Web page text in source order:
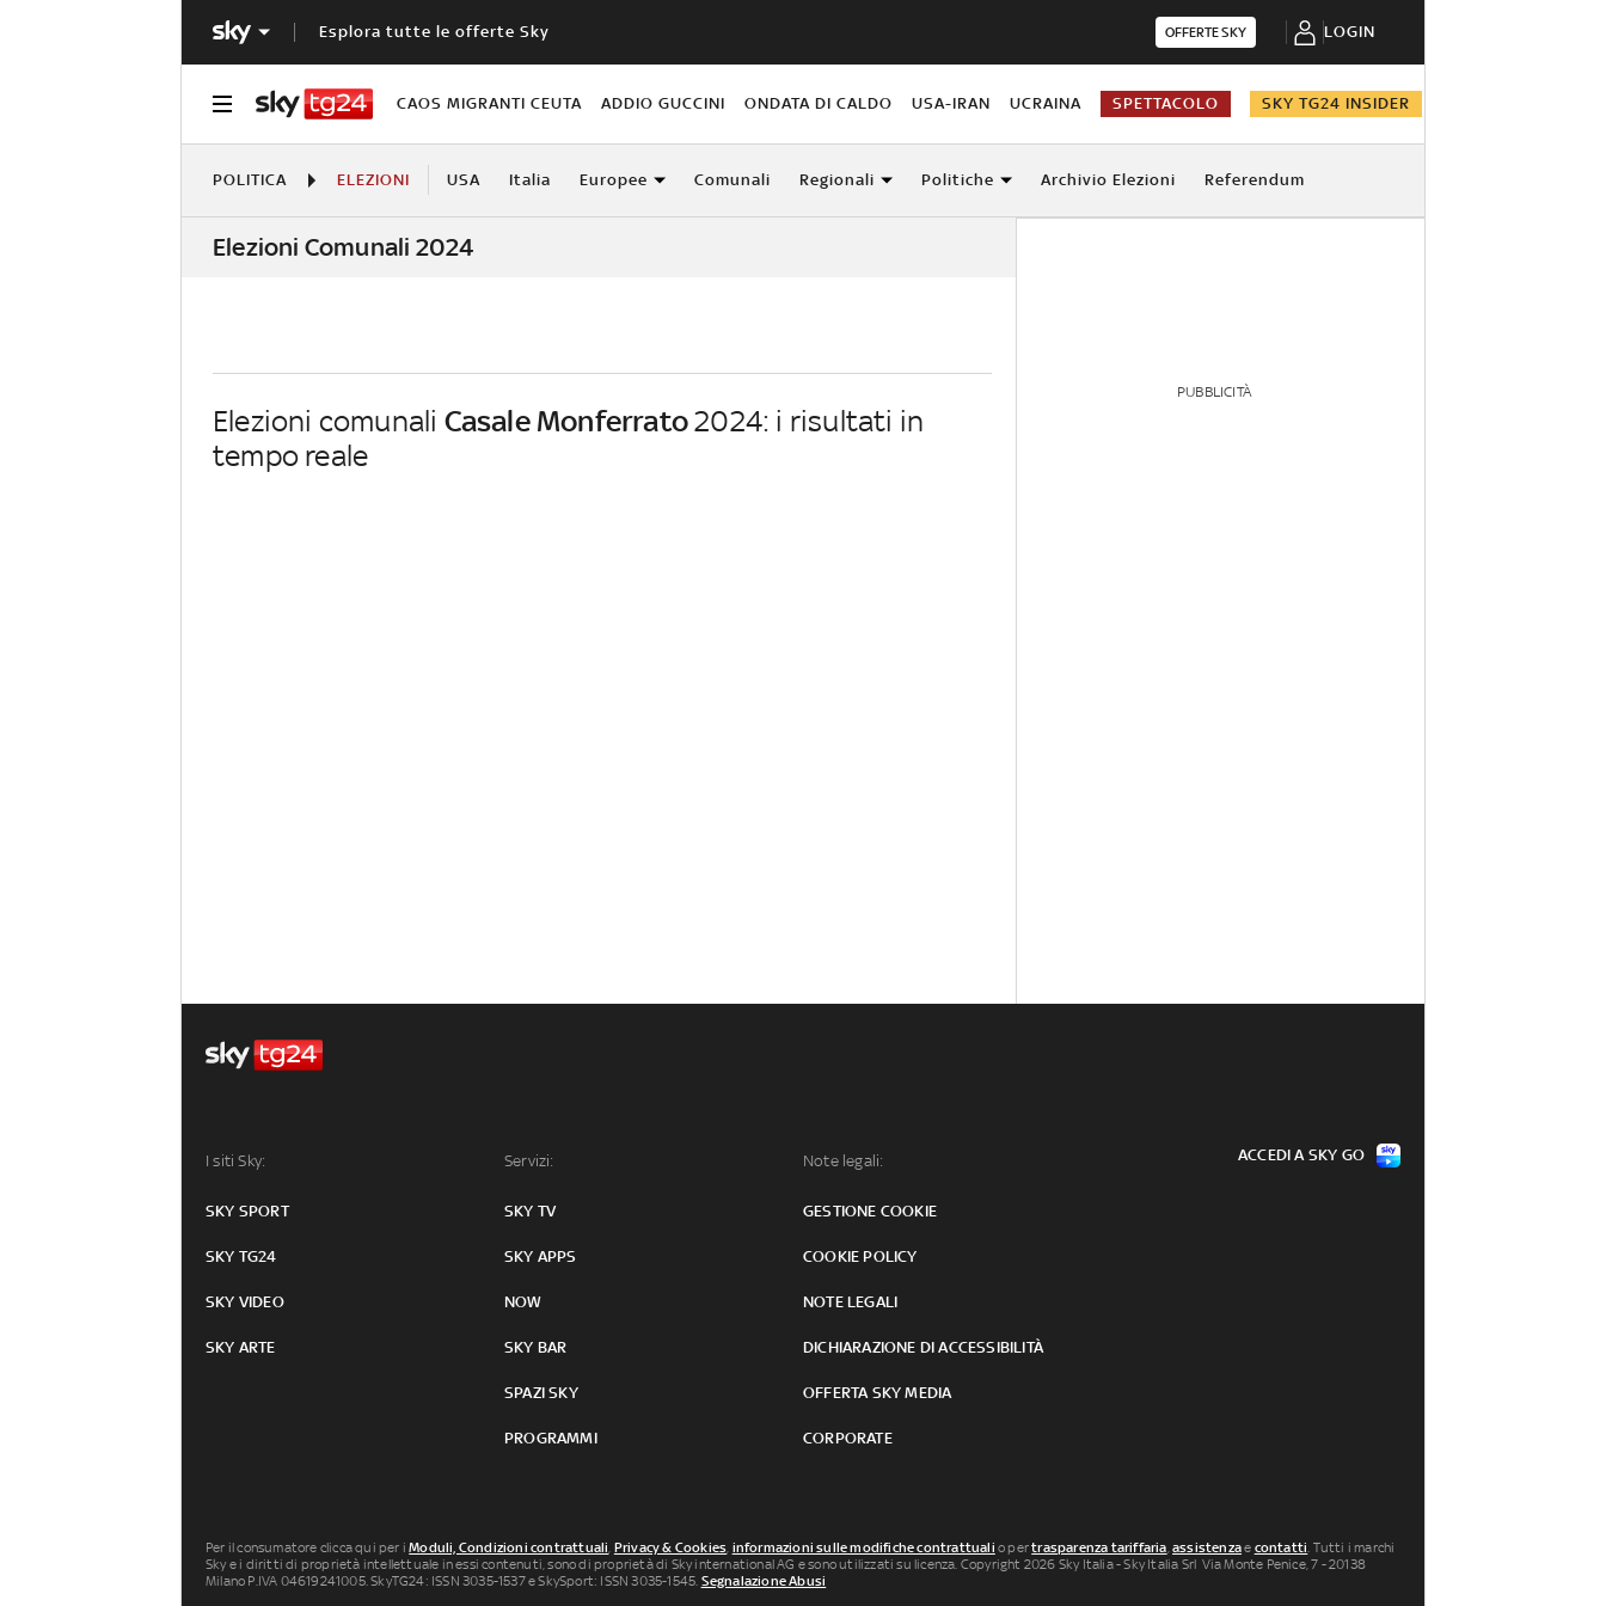
Esplora tutte le offerte Sky OFFERTE SKY LOGIN
CAOS MIGRANTI CEUTA ADDIO GUCCINI ONDATA DI CALDO USA-IRAN UCRAINA SPETTACOLO SKY TG24 INSIDER
POLITICA ELEZIONI USA Italia Europee Comunali Regionali Politiche Archivio Elezioni Referendum
Elezioni Comunali 2024
Elezioni comunali Casale Monferrato2024: i risultati in
tempo reale
PUBBLICITÀ
I siti Sky:
SKY SPORT
SKY TG24
SKY VIDEO
SKY ARTE
Servizi:
SKY TV
SKY APPS
NOW
SKY BAR
SPAZI SKY
PROGRAMMI
Note legali:
GESTIONE COOKIE
COOKIE POLICY
NOTE LEGALI
DICHIARAZIONE DI ACCESSIBILITÀ
OFFERTA SKY MEDIA
CORPORATE
ACCEDI A SKY GO
Per il consumatore clicca qui per iModuli, Condizioni contrattuali, Privacy & Cookies, informazioni sulle modifiche contrattuali o pertrasparenza tariffaria,assistenzae contatti. Tutti i marchi
Sky e i diritti di proprietà intellettuale in essi contenuti, sono di proprietà di Sky international AG e sono utilizzati su licenza. Copyright 2026 Sky Italia - Sky Italia Srl Via Monte Penice, 7 - 20138
Milano P.IVA 04619241005. SkyTG24: ISSN 3035-1537 e SkySport: ISSN 3035-1545. Segnalazione Abusi